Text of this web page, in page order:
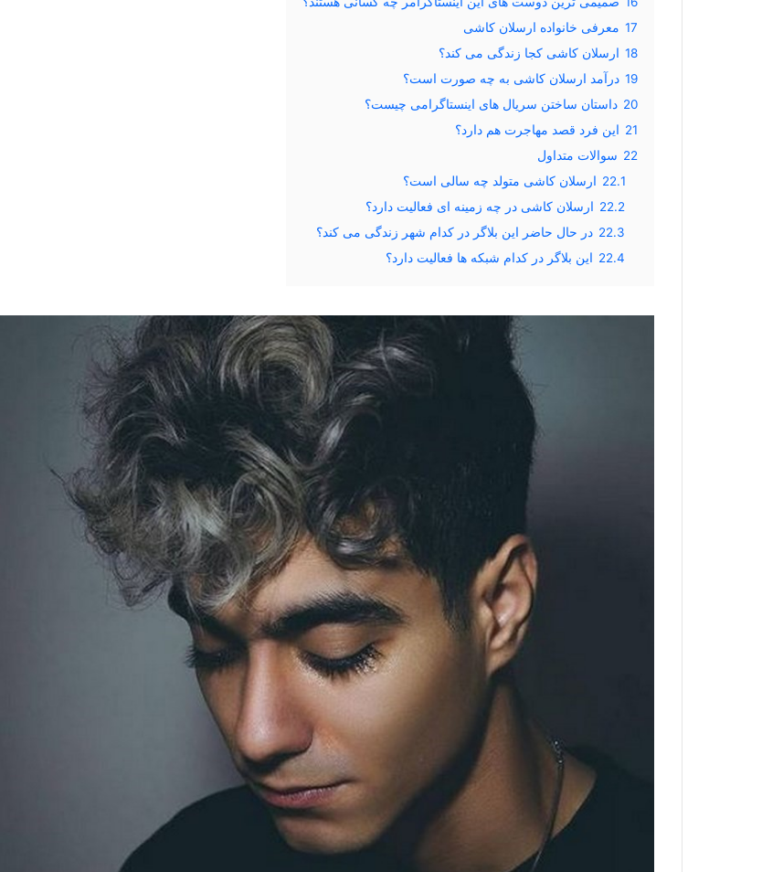
17 معرفی خانواده ارسلان کاشی
18 ارسلان کاشی کجا زندگی می کند؟
19 درآمد ارسلان کاشی به چه صورت است؟
20 داستان ساختن سریال های اینستاگرامی چیست؟
21 این فرد قصد مهاجرت هم دارد؟
22 سوالات متداول
22.1 ارسلان کاشی متولد چه سالی است؟
22.2 ارسلان کاشی در چه زمینه ای فعالیت دارد؟
22.3 در حال حاضر این بلاگر در کدام شهر زندگی می کند؟
22.4 این بلاگر در کدام شبکه ها فعالیت دارد؟